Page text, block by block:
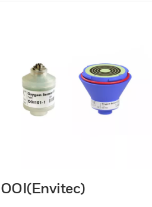
OOI(Envitec)